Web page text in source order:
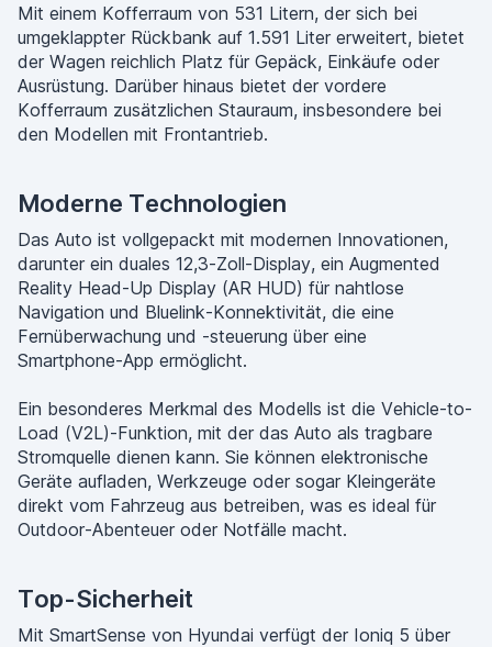
Mit einem Kofferraum von 531 Litern, der sich bei
umgeklappter Rückbank auf 1.591 Liter erweitert, bietet
der Wagen reichlich Platz für Gepäck, Einkäufe oder
Ausrüstung. Darüber hinaus bietet der vordere
Kofferraum zusätzlichen Stauraum, insbesondere bei
den Modellen mit Frontantrieb.
Moderne Technologien
Das Auto ist vollgepackt mit modernen Innovationen,
darunter ein duales 12,3-Zoll-Display, ein Augmented
Reality Head-Up Display (AR HUD) für nahtlose
Navigation und Bluelink-Konnektivität, die eine
Fernüberwachung und -steuerung über eine
Smartphone-App ermöglicht.
Ein besonderes Merkmal des Modells ist die Vehicle-to-
Load (V2L)-Funktion, mit der das Auto als tragbare
Stromquelle dienen kann. Sie können elektronische
Geräte aufladen, Werkzeuge oder sogar Kleingeräte
direkt vom Fahrzeug aus betreiben, was es ideal für
Outdoor-Abenteuer oder Notfälle macht.
Top-Sicherheit
Mit SmartSense von Hyundai verfügt der Ioniq 5 über